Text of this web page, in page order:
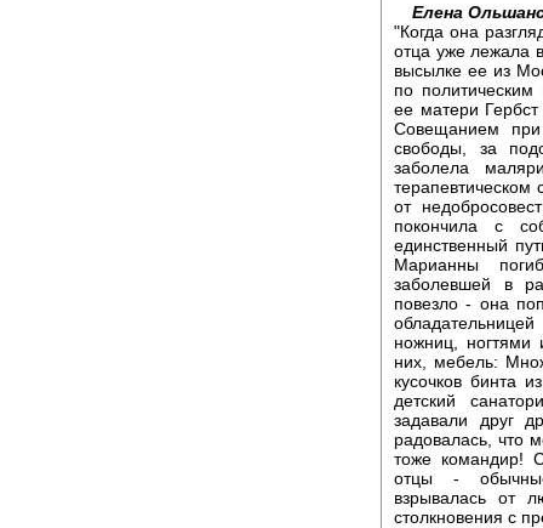
Елена
"Когда она
отца уже лежала
высылке ее из
по
ее матери
Совещанием
свободы, за
заболела
терапевтическом
от
покончила с
единственный
Марианны
заболевшей в
повезло - она
ножниц, ногтями
них, мебель:
кусочков бинта
детский
задавали друг
радовалась, что
тоже командир!
отцы -
взрывалась от
столкновения с